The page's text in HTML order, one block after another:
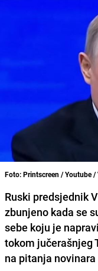
Foto: Printscreen / Youtube
Ruski predsjednik
zbunjeno kada se
sebe koju je
tokom jučerašnjeg
na pitanja